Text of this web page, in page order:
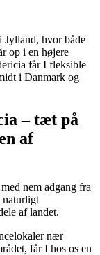
Jylland, hvor både
op i en højere
får I fleksible
i Danmark og
– tæt på
af
nem adgang fra
naturligt
af landet.
nær
får I hos os en